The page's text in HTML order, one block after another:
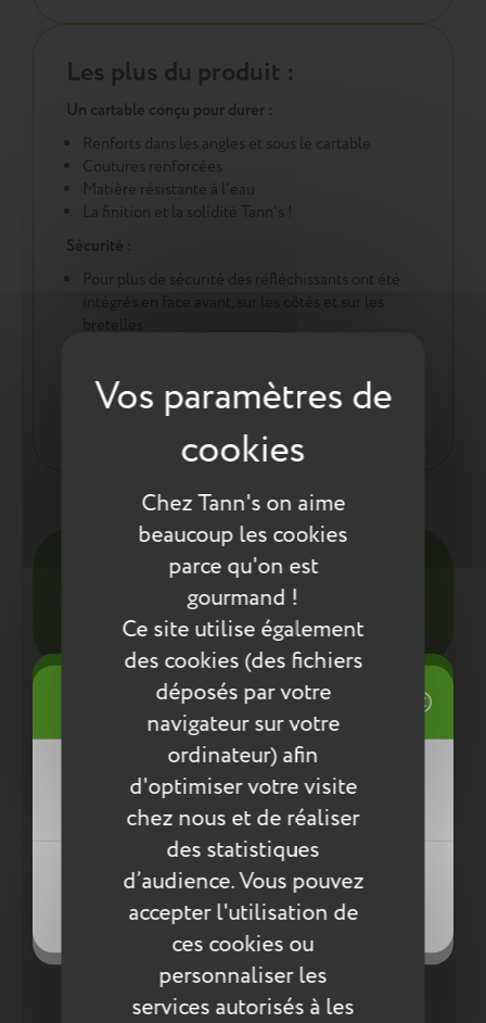
Chez Tann's on aime
beaucoup les cookies
parce qu'on est
gourmand !
Ce site utilise également
des cookies (des fichiers
déposés par votre
navigateur sur votre
ordinateur) afin
d'optimiser votre visite
chez nous et de réaliser
des statistiques
d’audience. Vous pouvez
accepter l'utilisation de
ces cookies ou
personnaliser les
services autorisés à les
Les plus du produit :
Un cartable conçu pour durer :
Renforts dans les angles et sous le cartable
Coutures renforcées
Matière résistante à l'eau
La finition et la solidité Tann's !
Sécurité :
Pour plus de sécurité des réfléchissants ont été
Tout pour la santé de votre enfant : respect des
normes environnementales européennes ReACH
Entretien
Pour l’entretien de nos produits, nous vous
conseillons d’utiliser un chiffon humide ou une
éponge légèrement humidifiée à l'eau
savonneuse. N’utilisez pas de produits agressifs
qui risqueraient de détériorer le produit.
Compléter la collection
Rupture de stock
Mes listes d'envies
Créer une nouvelle liste
((title))
((cancelText))
((createText))
Connexion
Vous devez être connecté pour ajouter
des produits à votre liste d'envies.
((cancelText))
((loginText))